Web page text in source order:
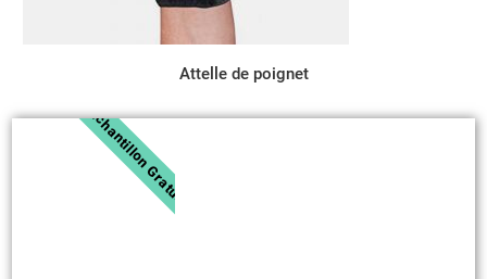
Attelle de poignet
Échantillon Gratuit